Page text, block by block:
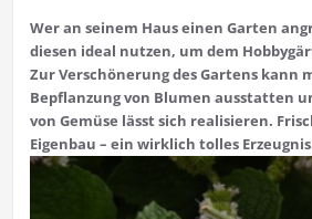
Wer an seinem Haus einen Garten
diesen ideal nutzen, um dem
Zur Verschönerung des Gartens kann
Bepflanzung von Blumen ausstatten
von Gemüse lässt sich realisieren.
Eigenbau – ein wirklich tolles